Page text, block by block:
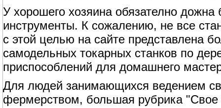
У хорошего хозяина обязателно
инструменты. К сожалению, не все
с этой целью на сайте представлена
самодельных токарных станков по
приспособлений для домашнего
Для людей занимающихся ведением
фермерством, большая рубрика "Свое